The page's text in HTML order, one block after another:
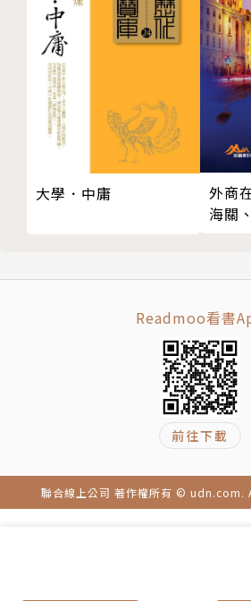
趙孫樹瑩之女兒，曾任職於蒂
o.）、海瑞．溫斯頓（Harry
司（Hill & Knowlton）等企業，
enue）雜誌評為「最有影響力的
之一，並被《香港尚流》（
列入「香港五百名人榜」。她以最
國普林斯頓大學，現在與丈夫以及
居於夏威夷的檀香山。她在成長過
家鄉的聯繫，在積累超過三十年的
謀面的外祖父之間的不解之緣。
第十八章 哈雷車上的美好時光
打麻將
第十九章 天高任鳥飛
第二十章 一去不返
第二十一章 破碎的夢
第二十二章 安全的港灣
第二十三章 虛靜齋
大學．中庸
外商
海關
Readmoo看書
前往下載
聯合線上公司 著作權所有 © udn.com.